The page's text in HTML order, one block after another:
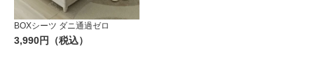
BOXシーツ ダニ通過ゼロ
3,990円（税込）